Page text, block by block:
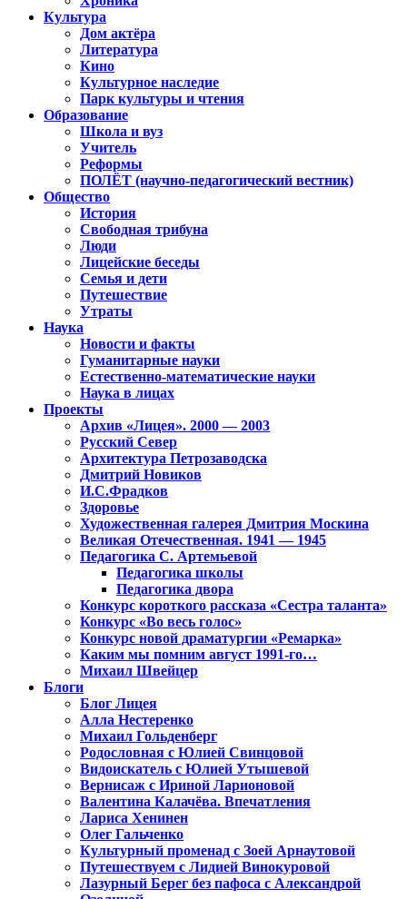
Культура
Дом актёра
Литература
Кино
Культурное наследие
Парк культуры и чтения
Образование
Школа и вуз
Учитель
Реформы
ПОЛЁТ (научно-педагогический вестник)
Общество
История
Свободная трибуна
Люди
Лицейские беседы
Семья и дети
Путешествие
Утраты
Наука
Новости и факты
Гуманитарные науки
Естественно-математические науки
Наука в лицах
Проекты
Архив «Лицея». 2000 — 2003
Русский Север
Архитектура Петрозаводска
Дмитрий Новиков
И.С.Фрадков
Здоровье
Художественная галерея Дмитрия Москина
Великая Отечественная. 1941 — 1945
Педагогика С. Артемьевой
Педагогика школы
Педагогика двора
Конкурс короткого рассказа «Сестра таланта»
Конкурс «Во весь голос»
Конкурс новой драматургии «Ремарка»
Каким мы помним август 1991-го…
Михаил Швейцер
Блоги
Блог Лицея
Алла Нестеренко
Михаил Гольденберг
Родословная с Юлией Свинцовой
Видоискатель с Юлией Утышевой
Вернисаж с Ириной Ларионовой
Валентина Калачёва. Впечатления
Лариса Хенинен
Олег Гальченко
Культурный променад с Зоей Арнаутовой
Путешествуем с Лидией Винокуровой
Лазурный Берег без пафоса с Александрой